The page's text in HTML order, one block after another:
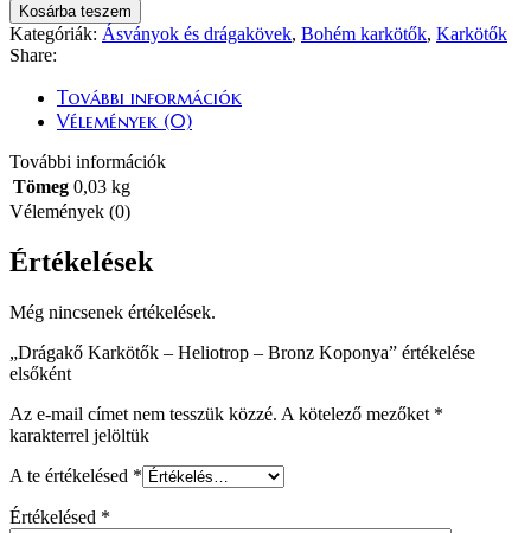
-
Heliotrop
-
Bronz
Koponya
mennyiség
Kosárba teszem
Kategóriák: Ásványok és drágakövek, Bohém karkötők, Karkötők
Share:
További információk
Vélemények (0)
További információk
Tömeg 0,03 kg
Vélemények (0)
Értékelések
Még nincsenek értékelések.
„Drágakő Karkötők – Heliotrop – Bronz Koponya” értékelése
elsőként
Az e-mail címet nem tesszük közzé. A kötelező mezőket *
karakterrel jelöltük
A te értékelésed *
Értékelésed *